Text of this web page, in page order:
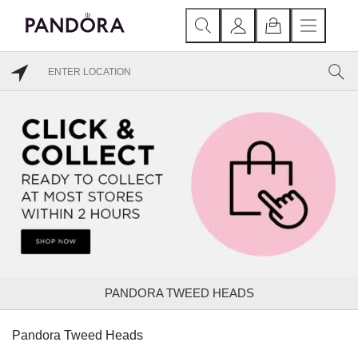
PANDORA TWEED HEADS
Pandora Tweed Heads